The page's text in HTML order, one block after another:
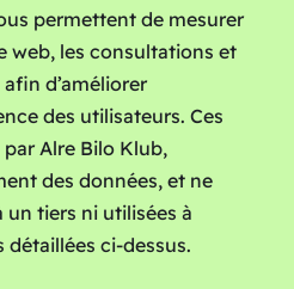
permettent de mesurer
web, les consultations et
d’améliorer
des utilisateurs. Ces
Alre Bilo Klub,
des données, et ne
un tiers ni utilisées à
détaillées ci-dessus.